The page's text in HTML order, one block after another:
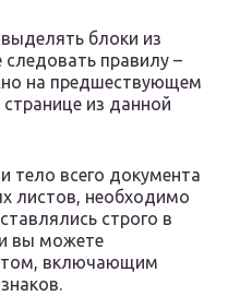
блоки из
следовать правилу –
на предшествующем
из данной
тело всего документа
листов, необходимо
строго в
вы можете
включающим